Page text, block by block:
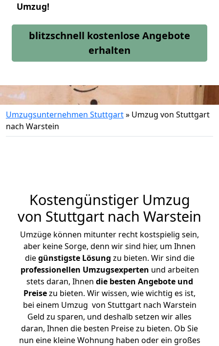
Umzug!
blitzschnell kostenlose Angebote
erhalten
Umzugsunternehmen Stuttgart» Umzug von Stuttgart
nach Warstein
Kostengünstiger Umzug
von Stuttgart nach Warstein
Umzüge können mitunter recht kostspielig sein,
aber keine Sorge, denn wir sind hier, um Ihnen
diegünstigste Lösung zu bieten. Wir sind die
professionellen Umzugsexperten und arbeiten
stets daran, Ihnen die besten Angebote und
Preisezu bieten. Wir wissen, wie wichtig es ist,
bei einem Umzug von Stuttgart nach Warstein
Geld zu sparen, und deshalb setzen wir alles
daran, Ihnen die besten Preise zu bieten. Ob Sie
nun eine kleine Wohnung haben oder ein großes